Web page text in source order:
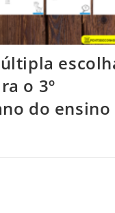
o 3º
do ensino